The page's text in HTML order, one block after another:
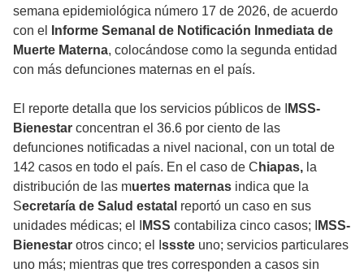
semana epidemiológica número 17 de 2026, de acuerdo
con el
Informe Semanal de Notificación Inmediata de
Muerte Materna, colocándose como la segunda entidad
con más defunciones maternas en el país.
El reporte detalla que los servicios públicos de I
MSS-
Bienestar concentran el 36.6 por ciento de las
defunciones notificadas a nivel nacional, con un total de
142 casos en todo el país. En el caso de C hiapas, la
distribución de las muertes maternas indica que la
Secretaría de Salud estatal reportó un caso en sus
unidades médicas; el I
MSS contabiliza cinco casos; I
MSS-
Bienestar otros cinco; el I ssste uno; servicios particulares
uno más; mientras que tres corresponden a casos sin